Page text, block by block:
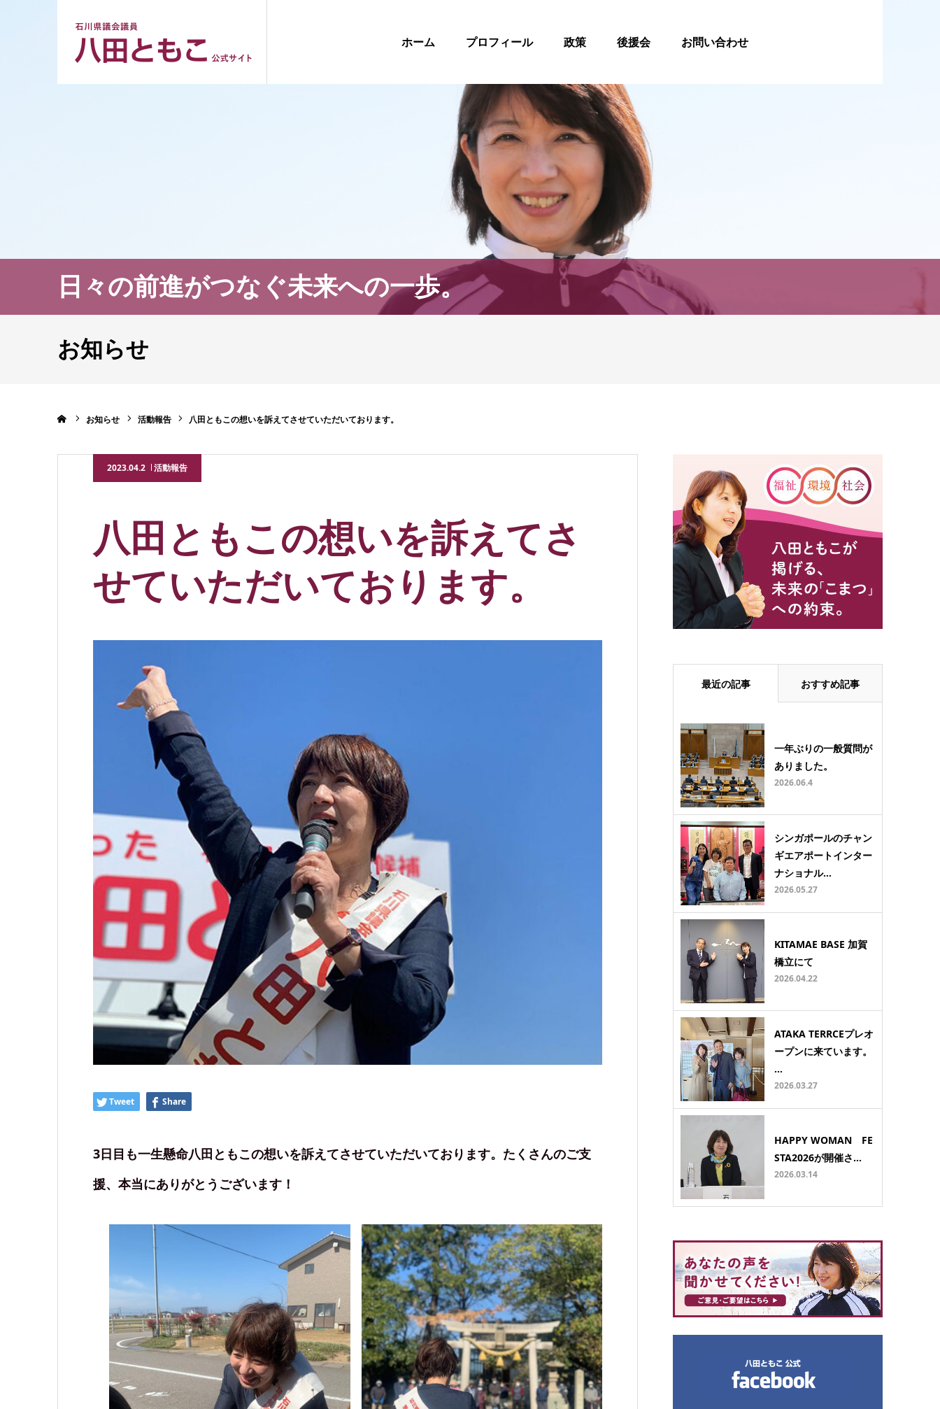
ホーム プロフィール 政策 後援会 お問い合わせ
日々の前進がつなぐ未来への一歩。
お知らせ
お知らせ 活動報告 八田ともこの想いを訴えてさせていただいております。
2023.04.2 活動報告
八田ともこの想いを訴えてさ
せていただいております。
Tweet Share
3日目も一生懸命八田ともこの想いを訴えてさせていただいております。たくさんのご支
援、本当にありがとうございます！
最近の記事 おすすめ記事
一年ぶりの一般質問が
ありました。
2026.06.4
シンガポールのチャン
ギエアポートインター
ナショナル…
2026.05.27
KITAMAE BASE 加賀
橋立にて
2026.04.22
ATAKA TERRCEプレオ
ープンに来ています。
…
2026.03.27
HAPPY WOMAN FE
STA2026が開催さ…
2026.03.14